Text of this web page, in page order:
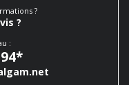
?
?
:
*